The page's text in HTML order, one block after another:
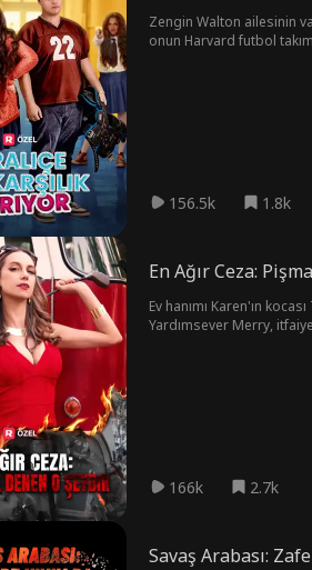
Zengin Walton ailesinin
onun Harvard futbol
156.5k 1.8k
En Ağır Ceza:
Ev hanımı Karen'ın
Yardımsever Merry,
166k 2.7k
Savaş Arabası: